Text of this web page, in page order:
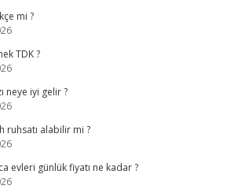
mi ?
TDK ?
neye iyi gelir ?
ruhsatı alabilir mi ?
evleri günlük fiyatı ne kadar ?